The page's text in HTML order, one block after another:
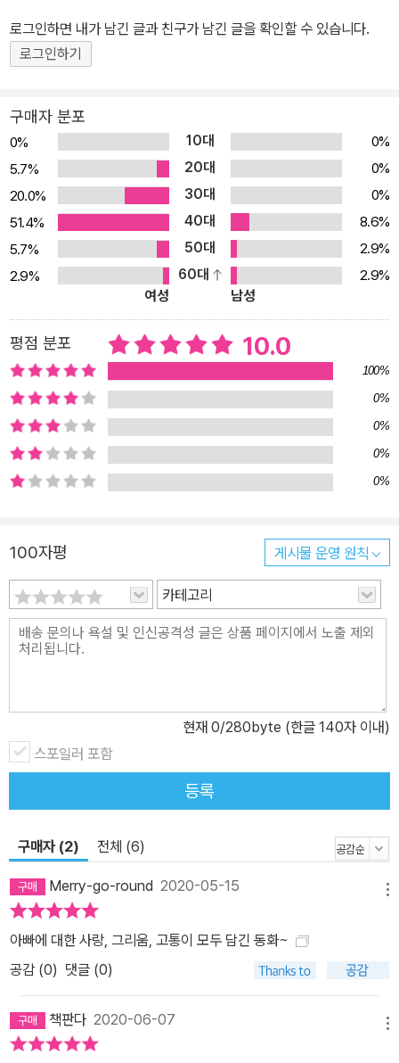
요. 마리는 엄마와 새아빠, 동생 사이에서 자기만 외톨이가 될까 봐 겁
이 나 엄마에게 화를 냅니다. 저녁을 다 먹지도 않고 돌아오는 길에 그
름이 새겨진 항아리를 발견합니다. 마리는 그날 교통사고로 죽은 것
일까요? ＜목욕탕에서 만난 아이＞ 오래전에 헤어져 마음속에만
존재했던 아빠에 대한 이야기예요. 시우는 일요일마다 할아버지와 동
네에서 가장 오래된 목욕탕에 가야 합니다. 친구들처럼 새로 지은 목
욕탕에 가고 싶은데, 이상하게 할아버지는 옛날 목욕탕에만 가지요.
어느 날 시우는 목욕탕에서 처움 본 아이를 만나 함께 신나게 놀게 됩
니다. 그렇게 오기 싫어하던 목욕탕에 내일 또 오자고 말하는 시우에
게 할아버지는 “이 목욕탕은 오늘이 마지막”이라고 말해요. 건물이
너무 오래되어 문을 닫는다고요. 시우와 재미있게 놀았던 그 아이도
새 목욕탕으로 올까요? 그 아이는 누구일까요? <밀가루가 간다> 이
별을 앞두고 가슴 아파하는 딸과 아빠의 이야기예요. 엄마와 아빠의
잦은 부부 싸움으로 홍지는 어렴풋이 부모의 이혼을 예감합니다. 결
국 이사하는 날, 아빠의 짐은 모두 두고 엄마와 둘이서만 집을 나오는
일이 벌어지지요. 아빠와 어쩔 수 없이 헤어져야 하는 홍지의 심정은,
홍지가 가장 아끼는 곰 인형 ‘밀가루’가 들려줍니다. 아빠와 꼭 다시
만날 거라는 홍지의 희망사항에 곰 인형은 어떤 역할을 하게 될까요?
직도 어린이에게 일어나서는 안 될 부모 폭행 사건이 드러나지 않지
만 많이 있어요. 부모가 세상의 전부인 어린 아이들에게 폭력적인 부
모 대신 위로와 힘이 되어 줄 수 있는 존재가 있을까요? 이 이야기 속
의 AI 로봇은 ‘이런 존재가 있으면 좋겠다’는 바람을 담은 이야기라 할
수 있어요. 상처받은 주인공 유로를 위로하고 때론 친구처럼, 때론 부
로그인하면 내가 남긴 글과 친구가 남긴 글을 확인할 수 있습니다.
로그인하기
구매자 분포
0% 10대
0%
5.7%
20대
0%
20.0%
30대
0%
51.4%
40대
8.6%
5.7%
50대
2.9%
2.9%
60대
2.9%
여성
남성
평점 분포 10.0
100%
0%
0%
0%
0%
100자평 게시물 운영 원칙
카테고리
현재 0/280byte (한글 140자 이내)
스포일러 포함
등록
구매자 (2) 전체 (6)
Merry-go-round 2020-05-15
아빠에 대한 사랑, 그리움, 고통이 모두 담긴 동화~
공감 (0) 댓글 (0)
책판다 2020-06-07